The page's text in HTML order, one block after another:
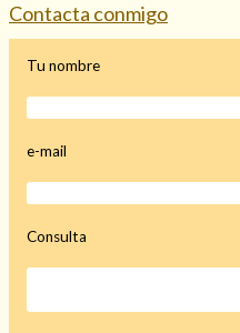
Mis libros favoritos
¿Qué es el tarot?
Contacta conmigo
Tu nombre
e-mail
Consulta